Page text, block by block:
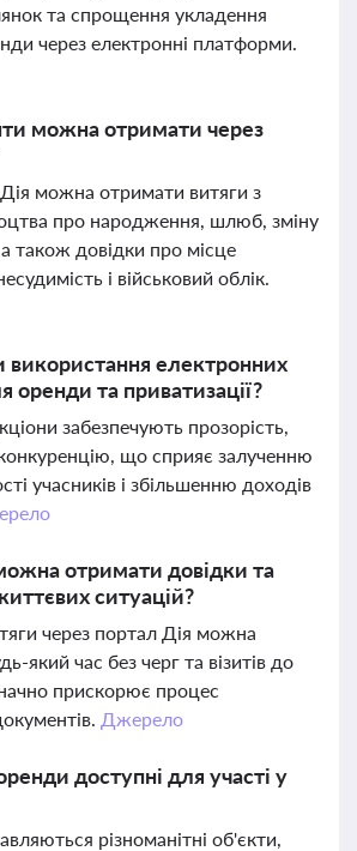
та спрощення укладення
через електронні платформи.
можна отримати через
можна отримати витяги з
про народження, шлюб, зміну
а також довідки про місце
і військовий облік.
використання електронних
оренди та приватизації?
забезпечують прозорість,
що сприяє залученню
учасників і збільшенню доходів
отримати довідки та
ситуацій?
через портал Дія можна
який час без черг та візитів до
прискорює процес
Джерело
доступні для участі у
різноманітні об'єкти,